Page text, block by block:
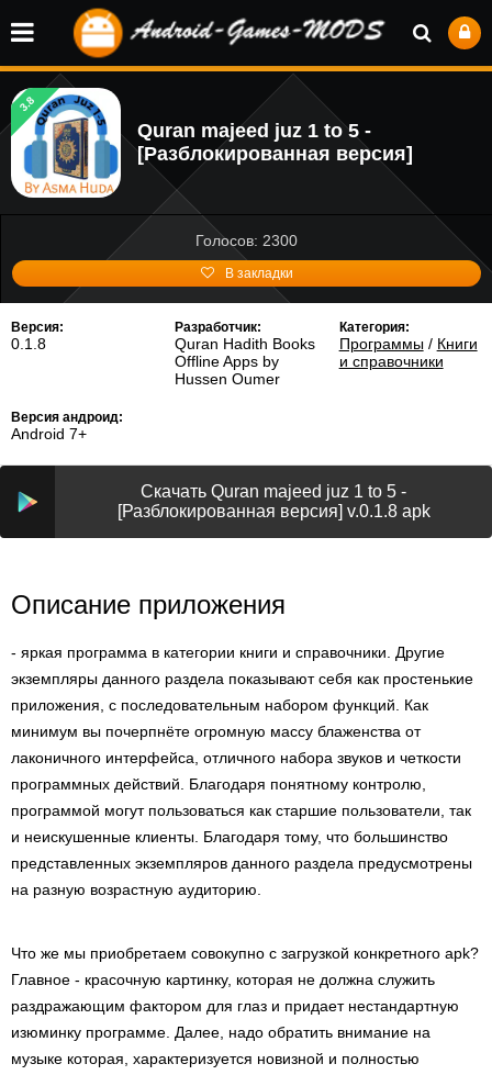
3.8
Quran majeed juz 1 to 5 -
[Разблокированная версия]
Голосов: 2300
В закладки
Версия:
0.1.8
Разработчик:
Quran Hadith Books
Offline Apps by
Hussen Oumer
Категория:
Программы/ Книги
и справочники
Версия андроид:
Android 7+
Скачать Quran majeed juz 1 to 5 -
[Разблокированная версия] v.0.1.8 apk
Описание приложения
- яркая программа в категории книги и справочники. Другие
экземпляры данного раздела показывают себя как простенькие
приложения, с последовательным набором функций. Как
минимум вы почерпнёте огромную массу блаженства от
лаконичного интерфейса, отличного набора звуков и четкости
программных действий. Благодаря понятному контролю,
программой могут пользоваться как старшие пользователи, так
и неискушенные клиенты. Благодаря тому, что большинство
представленных экземпляров данного раздела предусмотрены
на разную возрастную аудиторию.
Что же мы приобретаем совокупно с загрузкой конкретного apk?
Главное - красочную картинку, которая не должна служить
раздражающим фактором для глаз и придает нестандартную
изюминку программе. Далее, надо обратить внимание на
музыке которая, характеризуется новизной и полностью